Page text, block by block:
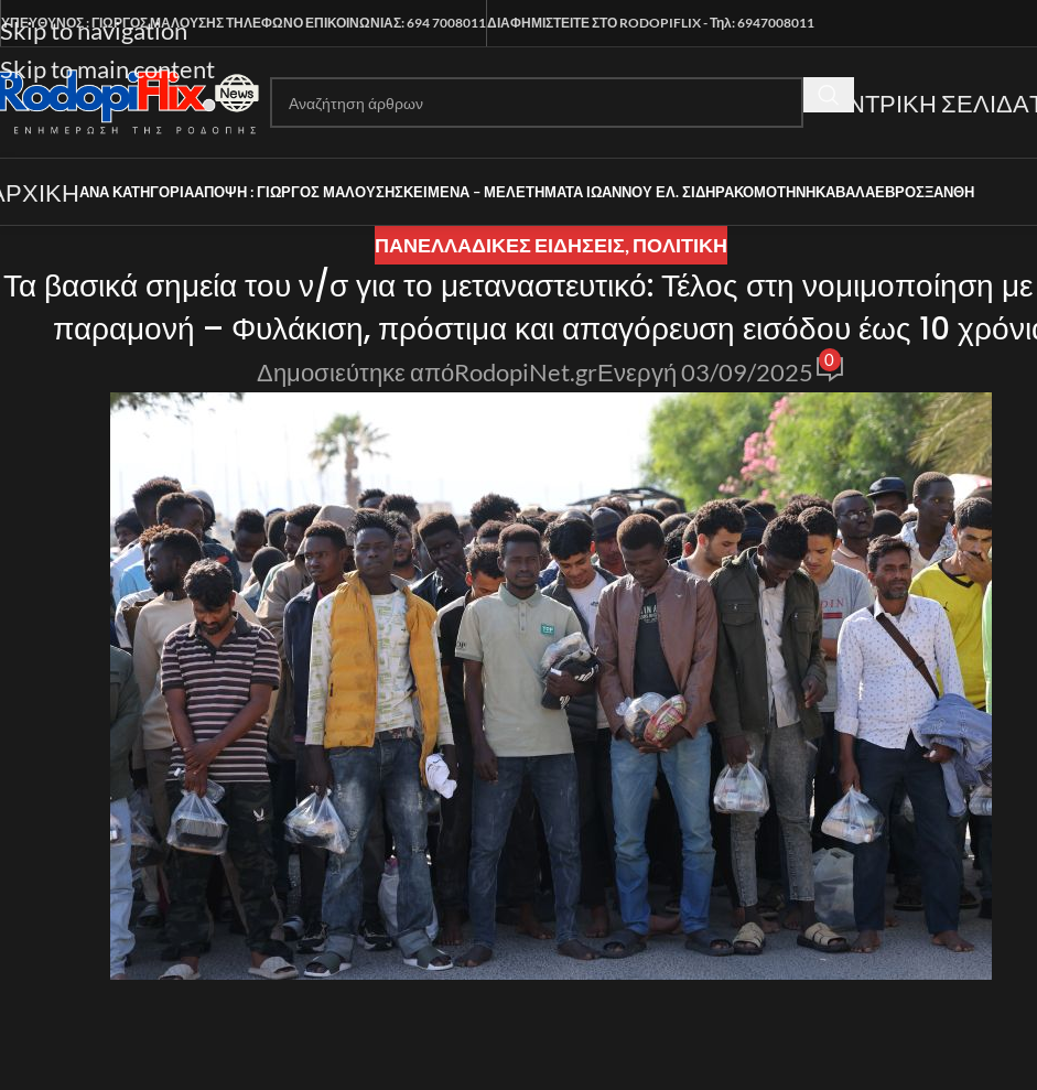
Skip to navigation
Skip to main content
ΥΠΕΥΘΥΝΟΣ : ΓΙΩΡΓΟΣ ΜΑΛΟΥΣΗΣΤΗΛΕΦΩΝΟ ΕΠΙΚΟΙΝΩΝΙΑΣ: 694 7008011ΔΙΑΦΗΜΙΣΤΕΙΤΕ ΣΤΟ RODOPIFLIX - Τηλ: 6947008011
ΚΕΝΤΡΙΚΗ ΣΕΛΙΔΑ
ΑΝΑ ΚΑΤΗΓΟΡΊΑΑΠΟΨΗ : ΓΙΩΡΓΟΣ ΜΑΛΟΥΣΗΣΚΕΙΜΕΝΑ – ΜΕΛΕΤΗΜΑΤΑ ΙΩΑΝΝΟΥ ΕΛ. ΣΙΔΗΡΑΚΟΜΟΤΗΝΗΚΑΒΑΛΑΕΒΡΟΣΞΑΝΘΗ
ΠΑΝΕΛΛΑΔΙΚΈΣ ΕΙΔΉΣΕΙΣ,ΠΟΛΙΤΙΚΗ
Τα βασικά σημεία του ν/σ για το μεταναστευτικό: Τέλος στη νομιμοποίηση
παραμονή – Φυλάκιση, πρόστιμα και απαγόρευση εισόδου έως 10
Δημοσιεύτηκε απόRodopiNet.grΕνεργή 03/09/2025 0